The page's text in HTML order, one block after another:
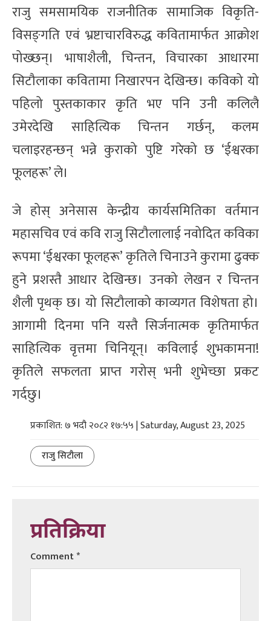
राजु समसामयिक राजनीतिक सामाजिक विकृति-
विसङ्‌गति एवं भ्रष्टाचारविरुद्ध कवितामार्फत आक्रोश
पोख्छन्। भाषाशैली, चिन्तन, विचारका आधारमा
सिटौलाका कवितामा निखारपन देखिन्छ। कविको यो
पहिलो पुस्तकाकार कृति भए पनि उनी कलिलै
उमेरदेखि साहित्यिक चिन्तन गर्छन्, कलम
चलाइरहन्छन् भन्ने कुराको पुष्टि गरेको छ ‘ईश्वरका
फूलहरू’ ले।
जे होस् अनेसास केन्द्रीय कार्यसमितिका वर्तमान
महासचिव एवं कवि राजु सिटौलालाई नवोदित कविका
रूपमा ‘ईश्वरका फूलहरू’ कृतिले चिनाउने कुरामा ढुक्क
हुने प्रशस्तै आधार देखिन्छ। उनको लेखन र चिन्तन
शैली पृथक् छ। यो सिटौलाको काव्यगत विशेषता हो।
आगामी दिनमा पनि यस्तै सिर्जनात्मक कृतिमार्फत
साहित्यिक वृत्तमा चिनियून्। कविलाई शुभकामना!
कृतिले सफलता प्राप्त गरोस् भनी शुभेच्छा प्रकट
गर्दछु।
प्रकाशित: ७ भदौ २०८२ १७:५५ | Saturday, August 23, 2025
राजु सिटौला
प्रतिक्रिया
Comment*